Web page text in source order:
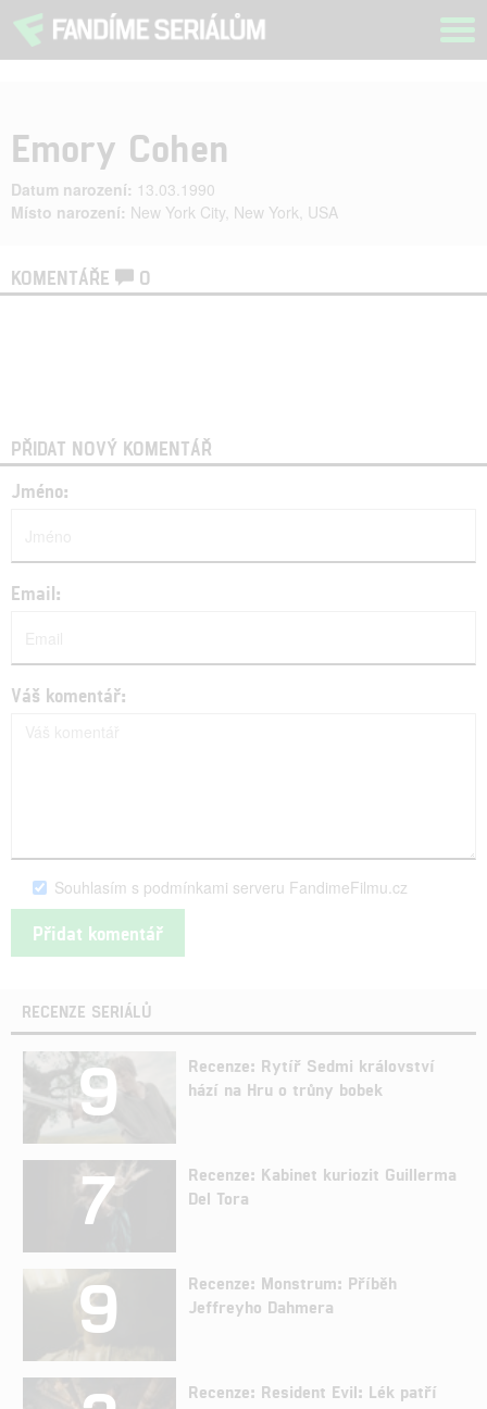
Emory Cohen
Datum narození: 13.03.1990
Místo narození: New York City, New York, USA
KOMENTÁŘE 0
PŘIDAT NOVÝ KOMENTÁŘ
Jméno:
Email:
Váš komentář:
Souhlasím s podmínkami serveru FandimeFilmu.cz
RECENZE SERIÁLŮ
9
Recenze: Rytíř Sedmi království
hází na Hru o trůny bobek
7
Recenze: Kabinet kuriozit Guillerma
Del Tora
9
Recenze: Monstrum: Příběh
Jeffreyho Dahmera
Recenze: Resident Evil: Lék patří